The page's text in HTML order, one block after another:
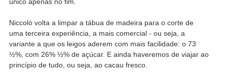
Niccolò volta a limpar a tábua de madeira para o corte de
uma terceira experiência, a mais comercial - ou seja, a
variante a que os leigos aderem com mais facilidade: o 73
½%, com 26% ½% de açúcar. E ainda haveremos de viajar ao
princípio de tudo, ou seja, ao cacau fresco.